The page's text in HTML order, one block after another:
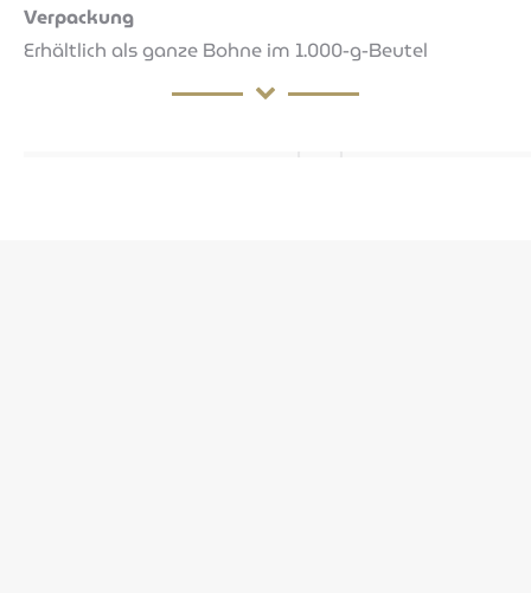
Verpackung
Erhältlich als ganze Bohne im 1.000-g-Beutel